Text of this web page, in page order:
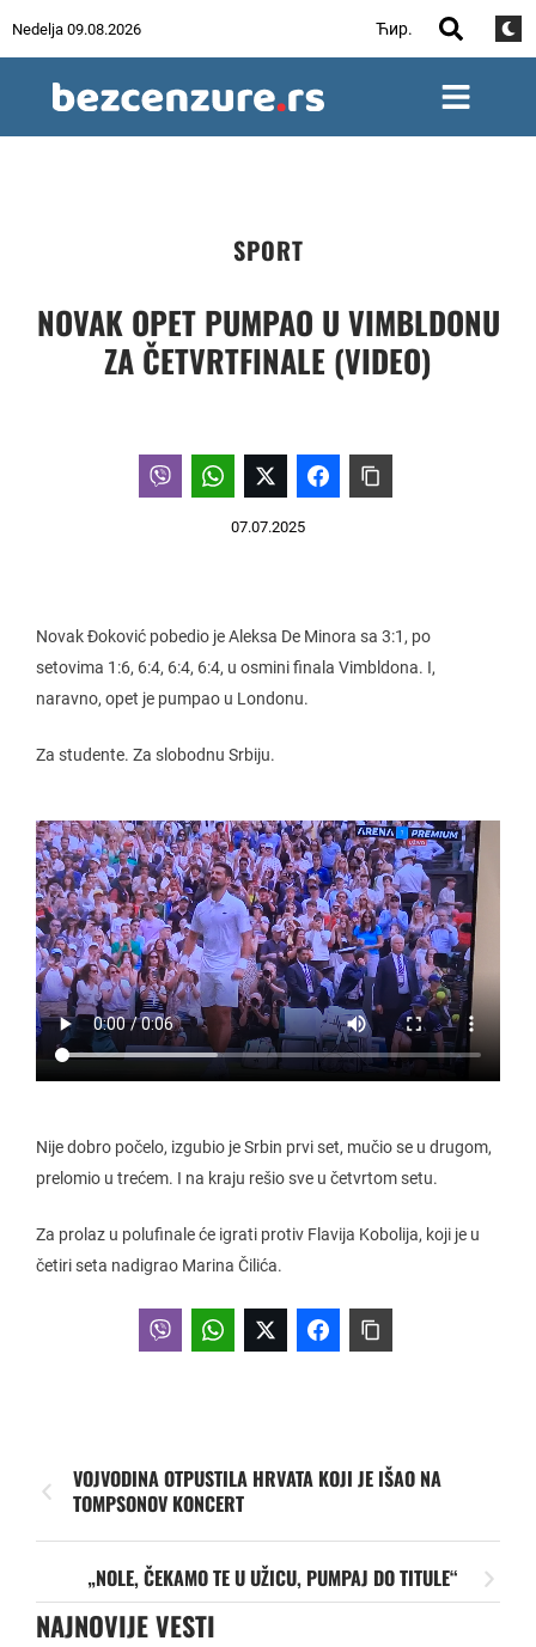
Nedelja 09.08.2026 Ћир.
SPORT
NOVAK OPET PUMPAO U VIMBLDONU
ZA ČETVRTFINALE (VIDEO)
07.07.2025
Novak Đoković pobedio je Aleksa De Minora sa 3:1, po
setovima 1:6, 6:4, 6:4, 6:4, u osmini finala Vimbldona. I,
naravno, opet je pumpao u Londonu.
Za studente. Za slobodnu Srbiju.
Nije dobro počelo, izgubio je Srbin prvi set, mučio se u drugom,
prelomio u trećem. I na kraju rešio sve u četvrtom setu.
Za prolaz u polufinale će igrati protiv Flavija Kobolija, koji je u
četiri seta nadigrao Marina Čilića.
VOJVODINA OTPUSTILA HRVATA KOJI JE IŠAO NA
TOMPSONOV KONCERT
„NOLE, ČEKAMO TE U UŽICU, PUMPAJ DO TITULE“
NAJNOVIJE VESTI